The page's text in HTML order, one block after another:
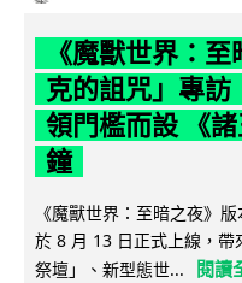
《魔獸世界：
克的詛咒」專訪
領門檻而設 《
鐘
《魔獸世界：至暗之夜》
於 8 月 13 日正式上線，
祭壇」、新型態世...
閱讀